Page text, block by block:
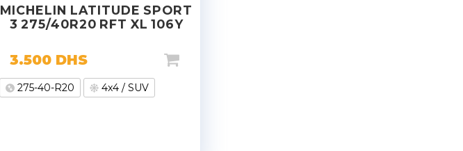
MICHELIN LATITUDE SPORT
3 275/40R20 RFT XL 106Y
3.500 DHS
275-40-R20 4x4 / SUV